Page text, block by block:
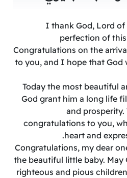
I thank God, Lord
perfection of
Congratulations on the
to you, and I hope that God
Today the most beautiful
God grant him a long life
and
congratulations to you,
heart and
Congratulations, my dear
the beautiful little baby. May
righteous and pious